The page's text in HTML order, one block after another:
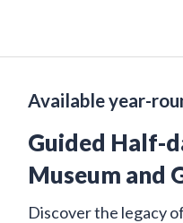
Available year-
Guided Half-
Museum and
Discover the legacy